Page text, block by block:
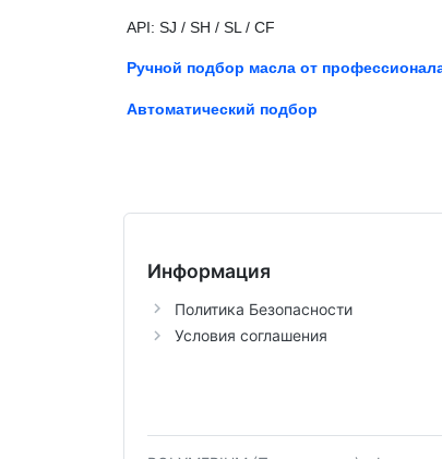
API: SJ / SH / SL / CF
Ручной подбор масла от
Автоматический подбор
Информация
Политика Безопасности
Условия соглашения